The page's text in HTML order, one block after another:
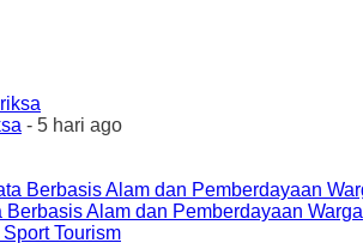
- 5 hari ago
Alam dan Pemberdayaan Warga